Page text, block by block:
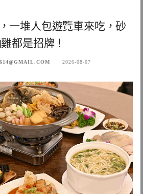
一堆人包遊覽車來吃，砂
都是招牌！
2026-08-07